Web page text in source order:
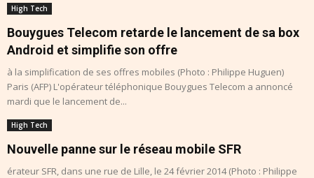
High Tech
Bouygues Telecom retarde le lancement de sa box
Android et simplifie son offre
à la simplification de ses offres mobiles (Photo : Philippe Huguen)
Paris (AFP) L'opérateur téléphonique Bouygues Telecom a annoncé
mardi que le lancement de...
High Tech
Nouvelle panne sur le réseau mobile SFR
érateur SFR, dans une rue de Lille, le 24 février 2014 (Photo : Philippe